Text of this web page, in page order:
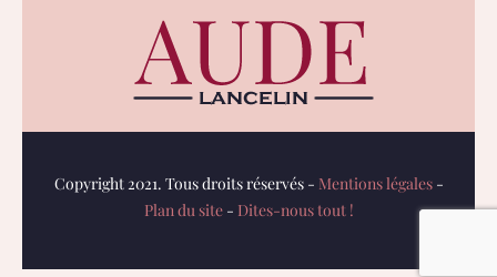
Copyright 2021. Tous droits réservés - Mentions légales-
Plan du site- Dites-nous tout !